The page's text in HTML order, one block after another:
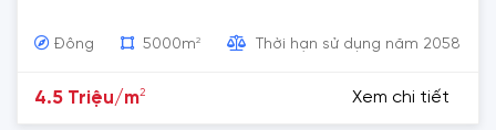
Đông 5000m2 Thời hạn sử dụng năm 2058
4.5 Triệu/m2 Xem chi tiết